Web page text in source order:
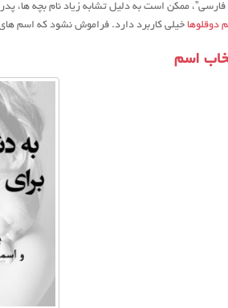
فارسی”، ممکن است به دلیل تشابه زیاد نام بچه ها،
دوقلوها خیلی کاربرد دارد. فراموش نشود که اسم های
اسم